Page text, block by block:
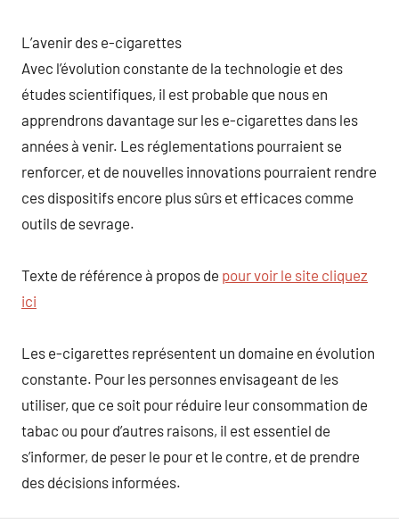
L’avenir des e-cigarettes
Avec l’évolution constante de la technologie et des
études scientifiques, il est probable que nous en
apprendrons davantage sur les e-cigarettes dans les
années à venir. Les réglementations pourraient se
renforcer, et de nouvelles innovations pourraient rendre
ces dispositifs encore plus sûrs et efficaces comme
outils de sevrage.
Texte de référence à propos de pour voir le site cliquez
ici
Les e-cigarettes représentent un domaine en évolution
constante. Pour les personnes envisageant de les
utiliser, que ce soit pour réduire leur consommation de
tabac ou pour d’autres raisons, il est essentiel de
s’informer, de peser le pour et le contre, et de prendre
des décisions informées.